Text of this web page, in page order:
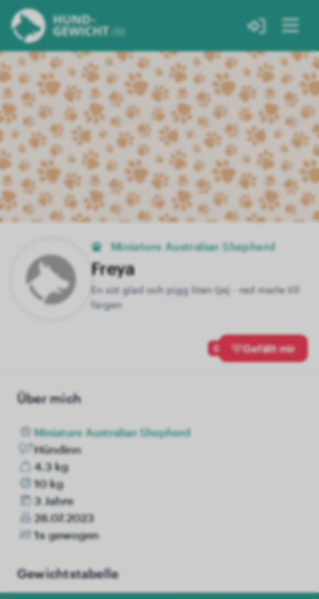
Miniature Australian Shepherd
Freya
En söt glad och pigg liten tjej - red merle till
färgen
0 Gefällt mir
Über mich
Miniature Australian Shepherd
Hündinn
4.3 kg
10 kg
3 Jahre
28.07.2023
1x gewogen
Gewichtstabelle